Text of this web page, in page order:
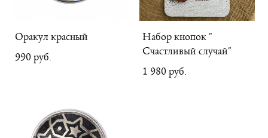
Оракул красный
990 pуб.
Набор кнопок "
Счастливый случай"
1 980 pуб.